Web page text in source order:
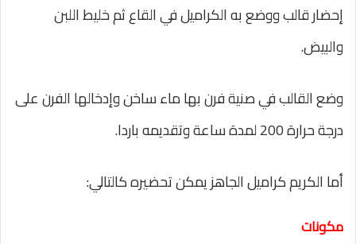
إحضار قالب ووضع به الكراميل في القاع ثم خليط اللبن
والبيض.
وضع القالب في صنية فرن بها ماء ساخن وإدخالها الفرن على
درجة حرارة 200 لمدة ساعة وتقديمه باردا.
أما الكريم كراميل الجاهز يمكن تحضيره كالتالي:
مكونات